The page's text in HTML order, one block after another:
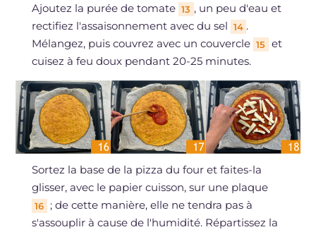
Ajoutez la purée de tomate 13 , un peu d'eau et
rectifiez l'assaisonnement avec du sel 14 .
Mélangez, puis couvrez avec un couvercle 15 et
cuisez à feu doux pendant 20-25 minutes.
Sortez la base de la pizza du four et faites-la
glisser, avec le papier cuisson, sur une plaque
16
; de cette manière, elle ne tendra pas à
s'assouplir à cause de l'humidité. Répartissez la